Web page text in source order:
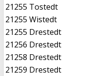
21255 Tostedt
21255 Wistedt
21255 Drestedt
21256 Drestedt
21258 Drestedt
21259 Drestedt